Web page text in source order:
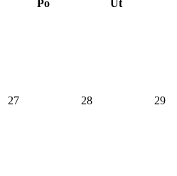
Po
Út
27 28 29